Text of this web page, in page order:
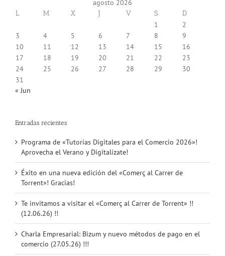
agosto 2026
L M X J V S D
1
2
3
4 5 6 7 8
9
10
11 12 13 14 15
16
17
18 19 20 21 22
23
24
25 26 27 28 29
30
31
« Jun
Entradas recientes
Programa de «Tutorías Digitales para el Comercio 2026»!
Aprovecha el Verano y Digitalízate!
Éxito en una nueva edición del «Comerç al Carrer de
Torrent»! Gracias!
Te invitamos a visitar el «Comerç al Carrer de Torrent» !!
(12.06.26) !!
Charla Empresarial: Bizum y nuevo métodos de pago en el
comercio (27.05.26) !!!